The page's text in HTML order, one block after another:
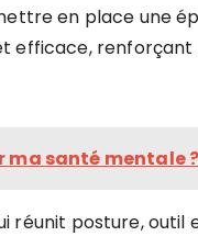
en place une
efficace, renforçant
santé mentale ?
réunit posture, outil